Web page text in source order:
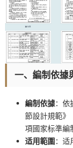
一、編制依據
編制依據：依
節設計規範》
項國家标準編
适用範圍 ：适